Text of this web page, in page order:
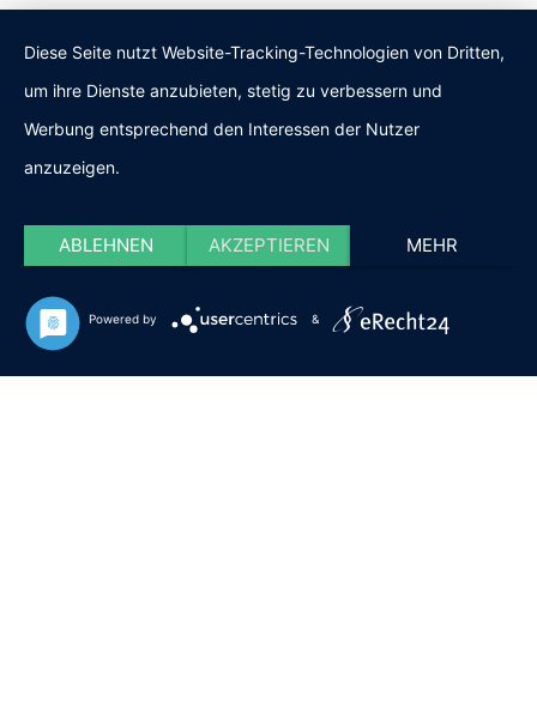
Diese Seite nutzt Website-Tracking-Technologien von Dritten,
um ihre Dienste anzubieten, stetig zu verbessern und
Werbung entsprechend den Interessen der Nutzer
anzuzeigen.
ABLEHNEN AKZEPTIEREN MEHR
Powered by &